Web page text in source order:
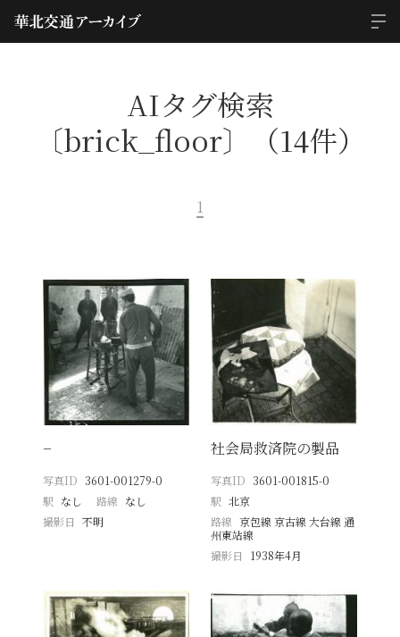
AIタグ検索
〔brick_floor〕（14件）
1
−
写真ID 3601-001279-0
駅 なし 路線 なし
撮影日
不明
社会局救済院の製品
写真ID 3601-001815-0
駅 北京
路線 京包線 京古線 大台線 通
州東站線
撮影日
1938年4月